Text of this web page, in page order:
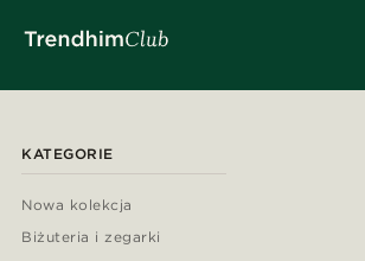
KATEGORIE
Nowa kolekcja
Biżuteria i zegarki